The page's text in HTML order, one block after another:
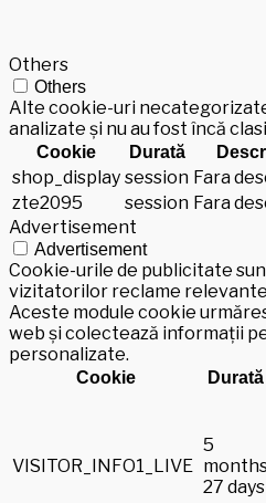
Others
Others
Alte cookie-uri
analizate și nu au fost încă
Cookie Durată
shop_display session Fara
zte2095
session Fara
Advertisement
Advertisement
Cookie-urile de publicitate
vizitatorilor reclame
Aceste module cookie
web și colectează informații
personalizate.
Cookie Durată
VISITOR_INFO1_LIVE
5
27 days